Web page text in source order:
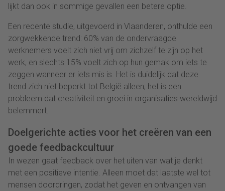
lijkt dan ook in sommige gevallen een betere optie.
Een recente studie, uitgevoerd in Vlaanderen, onthulde een
zorgwekkende trend: 60% van de ondervraagde
werknemers voelt zich niet vrij om zichzelf te zijn op het
werk, en slechts 15% voelt zich op hun gemak om iets te
zeggen wanneer er iets mis is. Het is duidelijk dat deze
trend zich niet beperkt tot België alleen; het is een
probleem dat creativiteit en groei in organisaties wereldwijd
belemmert.
Doelgerichte acties voor het creëren van een
goede feedbackcultuur
In wezen gaat feedback over het uiten van wat je denkt
met een positieve intentie. Alleen moet dat laatste wel tot
mensen doordringen, zodat het geven en ontvangen van